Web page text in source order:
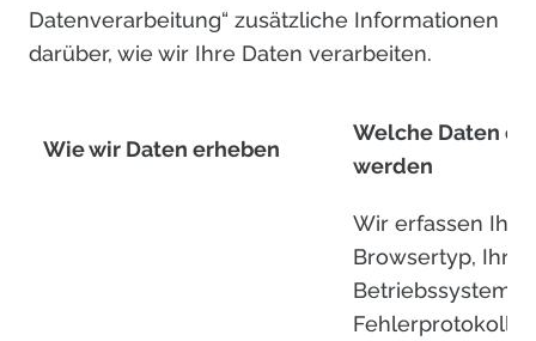
Datenverarbeitung“ zusätzliche Informationen
darüber, wie wir Ihre Daten verarbeiten.
Wie wir Daten erheben
Welche Daten
werden
Wir erfassen
Browsertyp, Ihr
Betriebssystem,
Fehlerprotokolle